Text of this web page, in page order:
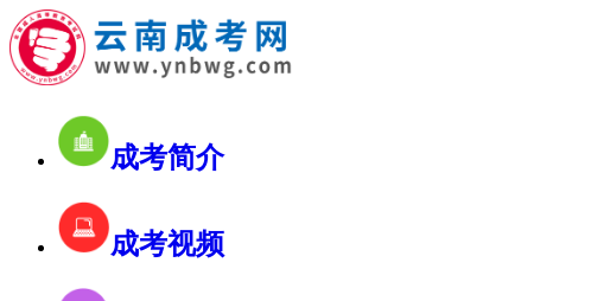
成考简介
成考视频